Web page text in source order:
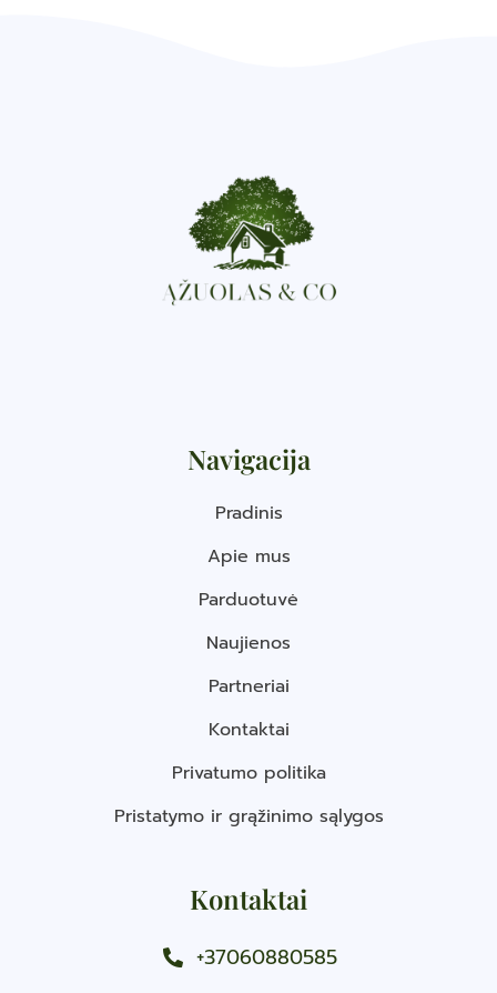
Navigacija
Pradinis
Apie mus
Parduotuvė
Naujienos
Partneriai
Kontaktai
Privatumo politika
Pristatymo ir grąžinimo sąlygos
Kontaktai
+37060880585